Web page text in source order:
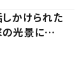
かけられた
の光景に…